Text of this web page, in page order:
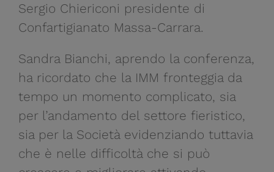
Sergio Chiericoni presidente di
Confartigianato Massa-Carrara.
Sandra Bianchi, aprendo la conferenza,
ha ricordato che la IMM fronteggia da
tempo un momento complicato, sia
per l’andamento del settore fieristico,
sia per la Società evidenziando tuttavia
che è nelle difficoltà che si può